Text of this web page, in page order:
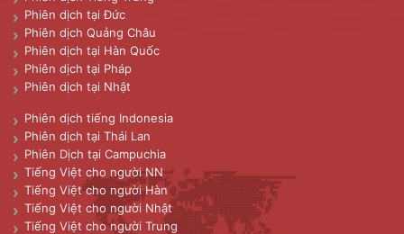
Phiên dịch tại Đức
Phiên dịch Quảng Châu
Phiên dịch tại Hàn Quốc
Phiên dịch tại Pháp
Phiên dịch tại Nhật
Phiên dịch tiếng Indonesia
Phiên dịch tại Thái Lan
Phiên Dịch tại Campuchia
Tiếng Việt cho người NN
Tiếng Việt cho người Hàn
Tiếng Việt cho người Nhật
Tiếng Việt cho người Trung